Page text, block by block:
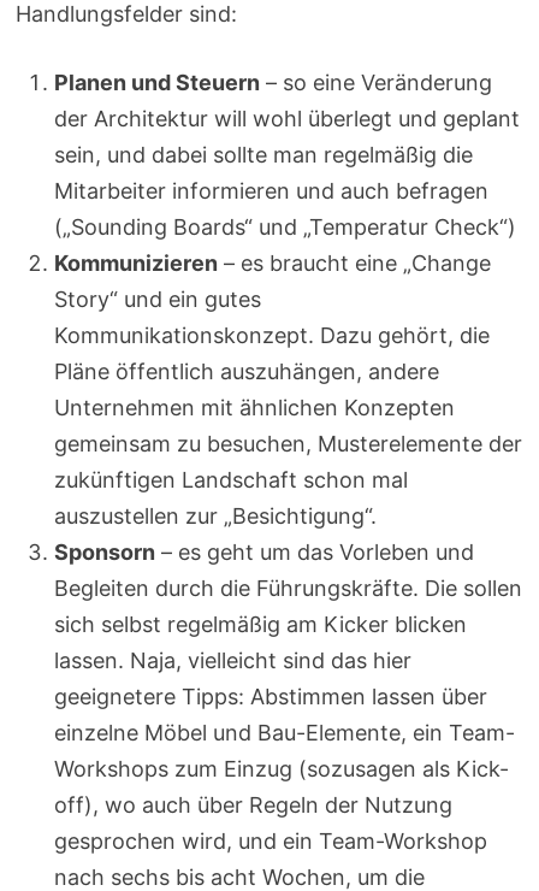
Handlungsfelder sind:
Planen und Steuern – so eine Veränderung
der Architektur will wohl überlegt und geplant
sein, und dabei sollte man regelmäßig die
Mitarbeiter informieren und auch befragen
(„Sounding Boards“ und „Temperatur Check“)
Kommunizieren – es braucht eine „Change
Story“ und ein gutes
Kommunikationskonzept. Dazu gehört, die
Pläne öffentlich auszuhängen, andere
Unternehmen mit ähnlichen Konzepten
gemeinsam zu besuchen, Musterelemente der
zukünftigen Landschaft schon mal
auszustellen zur „Besichtigung“.
Sponsorn – es geht um das Vorleben und
Begleiten durch die Führungskräfte. Die sollen
sich selbst regelmäßig am Kicker blicken
lassen. Naja, vielleicht sind das hier
geeignetere Tipps: Abstimmen lassen über
einzelne Möbel und Bau-Elemente, ein Team-
Workshops zum Einzug (sozusagen als Kick-
off), wo auch über Regeln der Nutzung
gesprochen wird, und ein Team-Workshop
nach sechs bis acht Wochen, um die